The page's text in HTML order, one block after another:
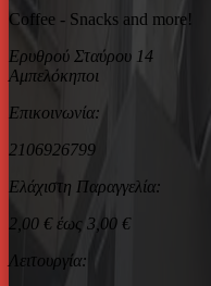
Coffee - Snacks and more!
Ερυθρού Σταύρου 14
Αμπελόκηποι
Επικοινωνία:
2106926799
Ελάχιστη Παραγγελία:
2,00 € έως 3,00 €
Λειτουργία: